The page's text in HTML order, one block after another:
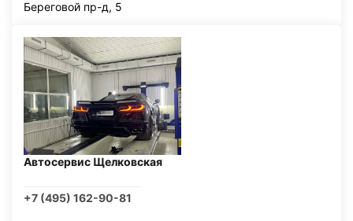
Береговой пр-д, 5
Автосервис Щелковская
+7 (495) 162-90-81